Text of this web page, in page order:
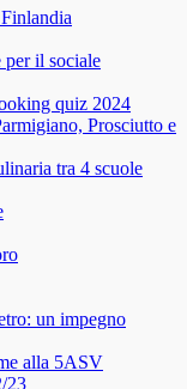
per il sociale
quiz 2024
Prosciutto e
tra 4 scuole
un impegno
alla 5ASV
23